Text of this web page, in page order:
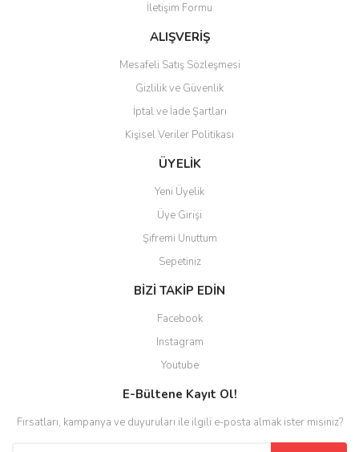
İletişim Formu
ALIŞVERİŞ
Mesafeli Satış Sözleşmesi
Gizlilik ve Güvenlik
İptal ve İade Şartları
Kişisel Veriler Politikası
ÜYELİK
Yeni Üyelik
Üye Girişi
Şifremi Unuttum
Sepetiniz
BİZİ TAKİP EDİN
Facebook
Instagram
Youtube
E-Bültene Kayıt Ol!
Fırsatları, kampanya ve duyuruları ile ilgili e-posta almak ister misiniz?